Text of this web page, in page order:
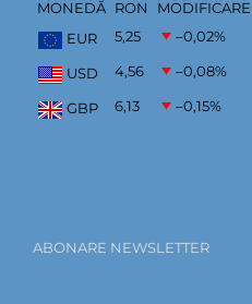
MONEDĂ RON
EUR
5,25 –0,02%
USD 4,56 –0,08%
GBP 6,13 –0,15%
ABONARE NEWSLETTER